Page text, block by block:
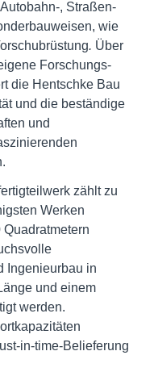
, Straßen-
wie
. Über
Forschungs-
die Hentschke Bau
und die beständige
und
zählt zu
Werken
Ingenieurbau in
und einem
werden.
in-time-Belieferung